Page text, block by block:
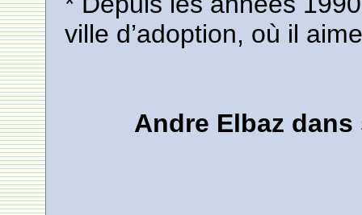
ville d’adoption, où il
Andre Elbaz